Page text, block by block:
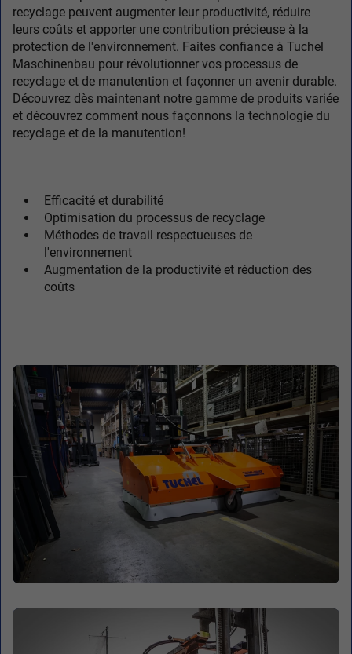
recyclage peuvent augmenter leur productivité, réduire
leurs coûts et apporter une contribution précieuse à la
protection de l'environnement. Faites confiance à Tuchel
Maschinenbau pour révolutionner vos processus de
recyclage et de manutention et façonner un avenir durable.
Découvrez dès maintenant notre gamme de produits variée
et découvrez comment nous façonnons la technologie du
recyclage et de la manutention!
Efficacité et durabilité
Optimisation du processus de recyclage
Méthodes de travail respectueuses de
l'environnement
Augmentation de la productivité et réduction des
coûts